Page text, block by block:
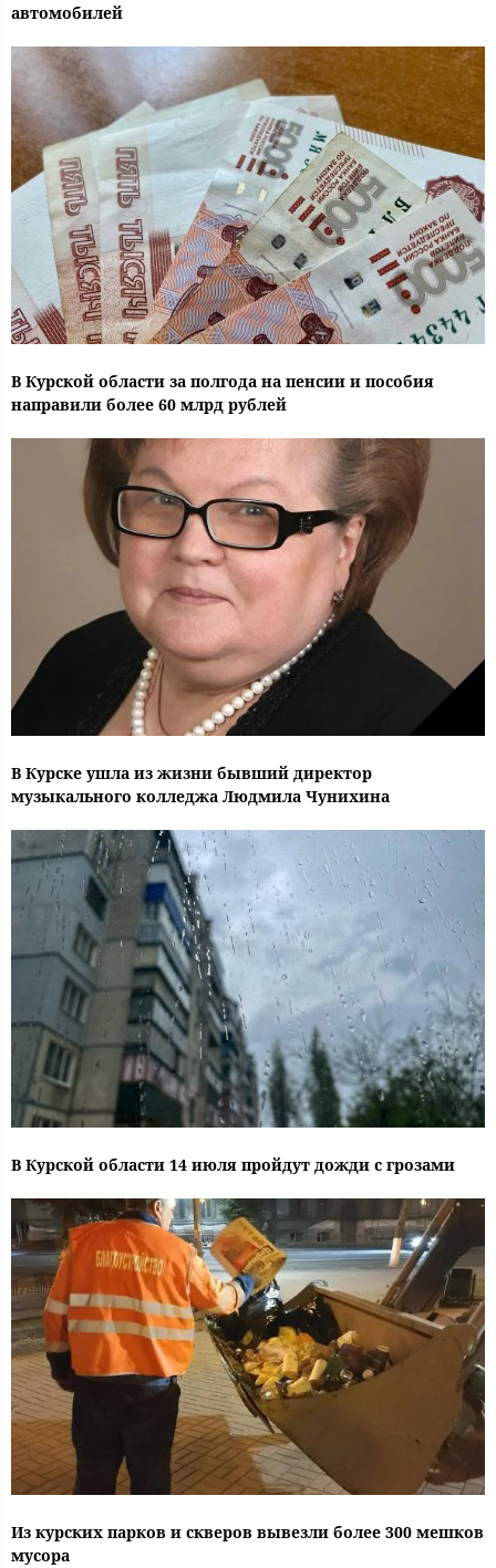
автомобилей
В Курской области за полгода на пенсии и пособия
направили более 60 млрд рублей
В Курске ушла из жизни бывший директор
музыкального колледжа Людмила Чунихина
В Курской области 14 июля пройдут дожди с грозами
Из курских парков и скверов вывезли более 300 мешков
мусора